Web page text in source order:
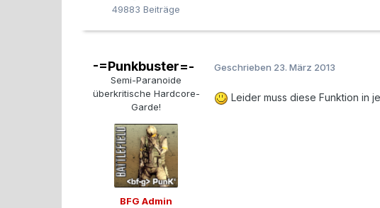
49883 Beiträge
-=Punkbuster=-
Semi-Paranoide
überkritische Hardcore-
Garde!
BFG Admin
Geschrieben 23. März 2013
Leider muss diese Funktion in